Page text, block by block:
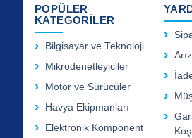
POPÜLER
KATEGORİLER
Bilgisayar ve Teknoloji
Mikrodenetleyiciler
Motor ve Sürücüler
Havya Ekipmanları
Elektronik Komponent